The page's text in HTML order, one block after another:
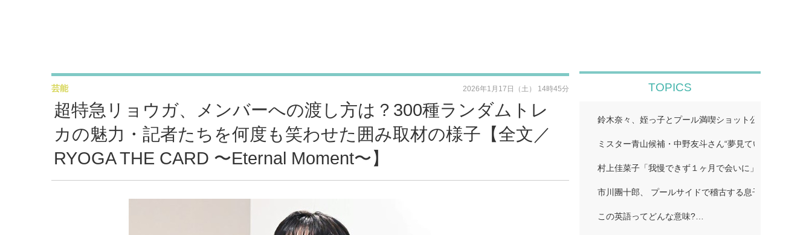
超特急リョウガ、メンバーへの渡し方は？300種ランダムトレ
カの魅力・記者たちを何度も笑わせた囲み取材の様子【全文／
RYOGA THE CARD 〜Eternal Moment〜】
芸能 2026年1月17日（土） 14時45分 TOPICS
鈴木奈々、姪っ子とプール満喫ショット公開「仲良し
ミスター青山候補・中野友斗さん“夢見ていた賞受賞に
村上佳菜子「我慢できず１ヶ月で会いに」…
市川團十郎、 プールサイドで稽古する息子の姿公開に
この英語ってどんな意味?…